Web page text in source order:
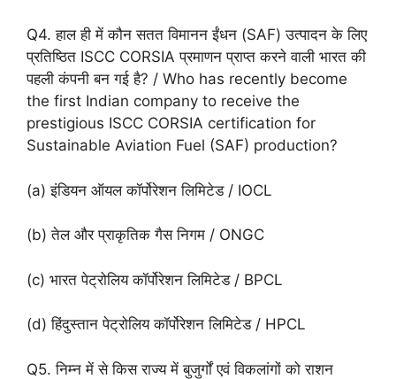
Q4. हाल ही में कौन सतत विमानन ईंधन (SAF) उत्पादन के लिए
प्रतिष्ठित ISCC CORSIA प्रमाणन प्राप्त करने वाली भारत की
पहली कंपनी बन गई है? / Who has recently become
the first Indian company to receive the
prestigious ISCC CORSIA certification for
Sustainable Aviation Fuel (SAF) production?
(a) इंडियन ऑयल कॉर्पोरेशन लिमिटेड / IOCL
(b) तेल और प्राकृतिक गैस निगम / ONGC
(c) भारत पेट्रोलिय कॉर्पोरेशन लिमिटेड / BPCL
(d) हिंदुस्तान पेट्रोलिय कॉर्पोरेशन लिमिटेड / HPCL
Q5. निम्न में से किस राज्य में बुजुर्गों एवं विकलांगों को राशन